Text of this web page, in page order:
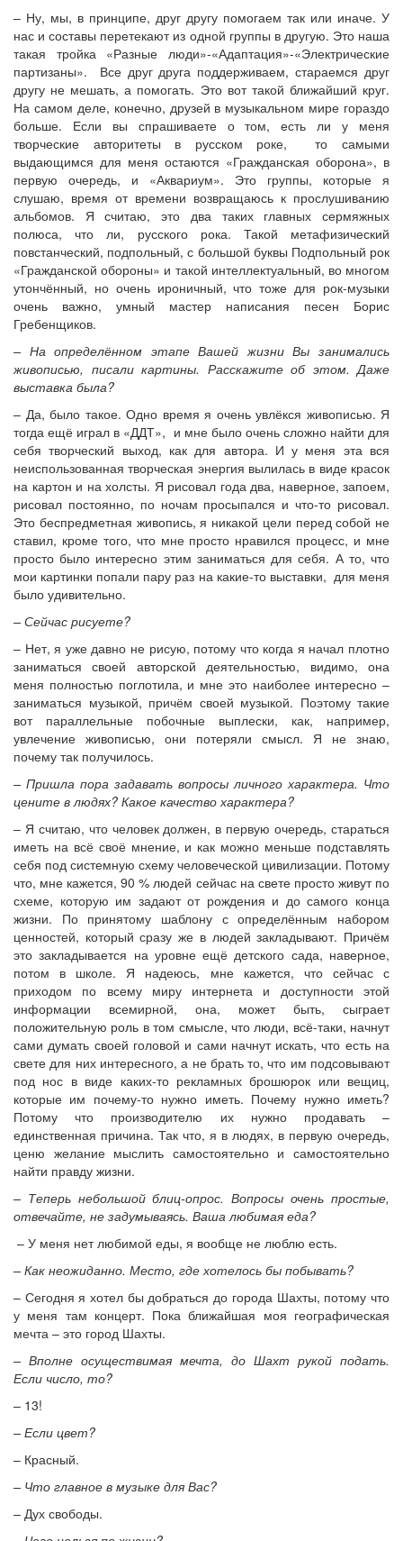
– Ну, мы, в принципе, друг другу помогаем так или иначе. У
нас и составы перетекают из одной группы в другую. Это наша
такая тройка «Разные люди»-«Адаптация»-«Электрические
партизаны». Все друг друга поддерживаем, стараемся друг
другу не мешать, а помогать. Это вот такой ближайший круг.
На самом деле, конечно, друзей в музыкальном мире гораздо
больше. Если вы спрашиваете о том, есть ли у меня
творческие авторитеты в русском роке, то самыми
выдающимся для меня остаются «Гражданская оборона», в
первую очередь, и «Аквариум». Это группы, которые я
слушаю, время от времени возвращаюсь к прослушиванию
альбомов. Я считаю, это два таких главных сермяжных
полюса, что ли, русского рока. Такой метафизический
повстанческий, подпольный, с большой буквы Подпольный рок
«Гражданской обороны» и такой интеллектуальный, во многом
утончённый, но очень ироничный, что тоже для рок-музыки
очень важно, умный мастер написания песен Борис
Гребенщиков.
– На определённом этапе Вашей жизни Вы занимались
живописью, писали картины. Расскажите об этом. Даже
выставка была?
– Да, было такое. Одно время я очень увлёкся живописью. Я
тогда ещё играл в «ДДТ», и мне было очень сложно найти для
себя творческий выход, как для автора. И у меня эта вся
неиспользованная творческая энергия вылилась в виде красок
на картон и на холсты. Я рисовал года два, наверное, запоем,
рисовал постоянно, по ночам просыпался и что-то рисовал.
Это беспредметная живопись, я никакой цели перед собой не
ставил, кроме того, что мне просто нравился процесс, и мне
просто было интересно этим заниматься для себя. А то, что
мои картинки попали пару раз на какие-то выставки, для меня
было удивительно.
– Сейчас рисуете?
– Нет, я уже давно не рисую, потому что когда я начал плотно
заниматься своей авторской деятельностью, видимо, она
меня полностью поглотила, и мне это наиболее интересно –
заниматься музыкой, причём своей музыкой. Поэтому такие
вот параллельные побочные выплески, как, например,
увлечение живописью, они потеряли смысл. Я не знаю,
почему так получилось.
– Пришла пора задавать вопросы личного характера. Что
цените в людях? Какое качество характера?
– Я считаю, что человек должен, в первую очередь, стараться
иметь на всё своё мнение, и как можно меньше подставлять
себя под системную схему человеческой цивилизации. Потому
что, мне кажется, 90 % людей сейчас на свете просто живут по
схеме, которую им задают от рождения и до самого конца
жизни. По принятому шаблону с определённым набором
ценностей, который сразу же в людей закладывают. Причём
это закладывается на уровне ещё детского сада, наверное,
потом в школе. Я надеюсь, мне кажется, что сейчас с
приходом по всему миру интернета и доступности этой
информации всемирной, она, может быть, сыграет
положительную роль в том смысле, что люди, всё-таки, начнут
сами думать своей головой и сами начнут искать, что есть на
свете для них интересного, а не брать то, что им подсовывают
под нос в виде каких-то рекламных брошюрок или вещиц,
которые им почему-то нужно иметь. Почему нужно иметь?
Потому что производителю их нужно продавать –
единственная причина. Так что, я в людях, в первую очередь,
ценю желание мыслить самостоятельно и самостоятельно
найти правду жизни.
– Теперь небольшой блиц-опрос. Вопросы очень простые,
отвечайте, не задумываясь. Ваша любимая еда?
– У меня нет любимой еды, я вообще не люблю есть.
– Как неожиданно. Место, где хотелось бы побывать?
– Сегодня я хотел бы добраться до города Шахты, потому что
у меня там концерт. Пока ближайшая моя географическая
мечта – это город Шахты.
– Вполне осуществимая мечта, до Шахт рукой подать.
Если число, то?
– 13!
– Если цвет?
– Красный.
– Что главное в музыке для Вас?
– Дух свободы.